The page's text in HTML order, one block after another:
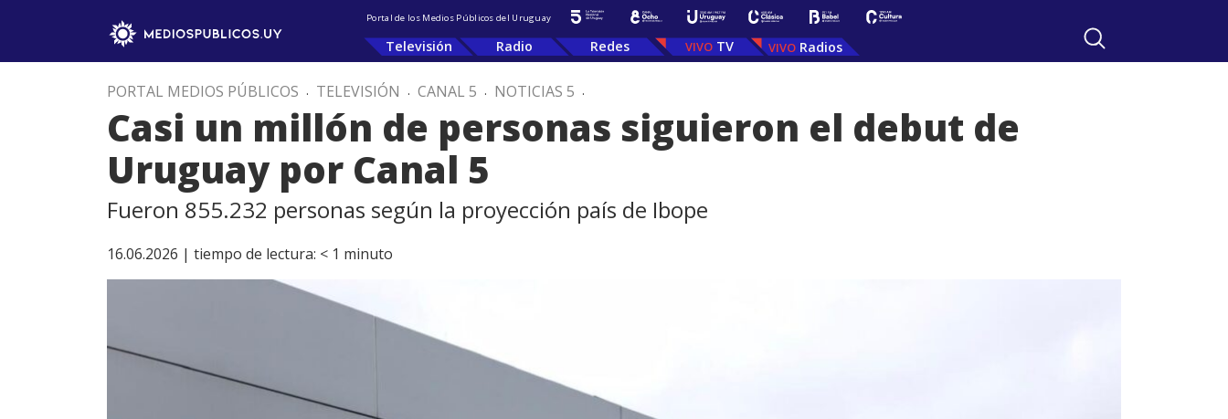
Portal de los Medios Públicos del Uruguay
Televisión Radio Redes TV Radios
PORTAL MEDIOS PÚBLICOS . TELEVISIÓN . CANAL 5 . NOTICIAS 5 .
Casi un millón de personas siguieron el debut de
Uruguay por Canal 5
Fueron 855.232 personas según la proyección país de Ibope
16.06.2026 | tiempo de lectura: < 1 minuto